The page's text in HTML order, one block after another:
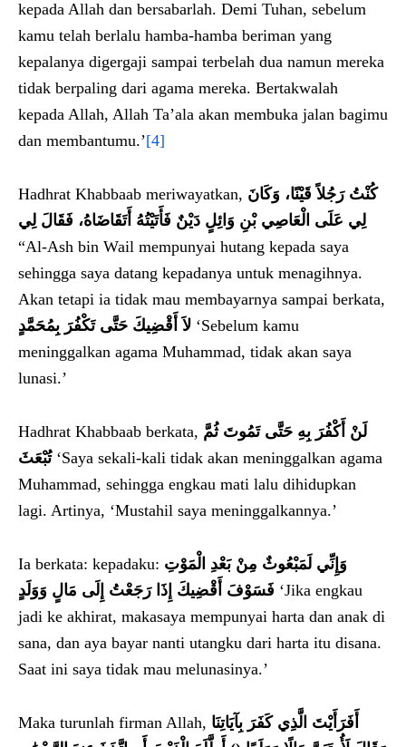
kepada Allah dan bersabarlah. Demi Tuhan, sebelum
kamu telah berlalu hamba-hamba beriman yang
kepalanya digergaji sampai terbelah dua namun mereka
tidak berpaling dari agama mereka. Bertakwalah
kepada Allah, Allah Ta’ala akan membuka jalan bagimu
dan membantumu.’[4]
Hadhrat Khabbaab meriwayatkan, كُنْتُ رَجُلاً قَيْنًا، وَكَانَ
لِي عَلَى الْعَاصِي بْنِ وَائِلٍ دَيْنٌ فَأَتَيْتُهُ أَتَقَاضَاهُ، فَقَالَ لِي
“Al-Ash bin Wail mempunyai hutang kepada saya
sehingga saya datang kepadanya untuk menagihnya.
Akan tetapi ia tidak mau membayarnya sampai berkata,
لاَ أَقْضِيكَ حَتَّى تَكْفُرَ بِمُحَمَّدٍ‏ ‘Sebelum kamu
meninggalkan agama Muhammad, tidak akan saya
lunasi.’
Hadhrat Khabbaab berkata, لَنْ أَكْفُرَ بِهِ حَتَّى تَمُوتَ ثُمَّ
تُبْعَثَ‏‘Saya sekali-kali tidak akan meninggalkan agama
Muhammad, sehingga engkau mati lalu dihidupkan
lagi. Artinya, ‘Mustahil saya meninggalkannya.’
Ia berkata: kepadaku: وَإِنِّي لَمَبْعُوثٌ مِنْ بَعْدِ الْمَوْتِ
فَسَوْفَ أَقْضِيكَ إِذَا رَجَعْتُ إِلَى مَالٍ وَوَلَدٍ ‘Jika engkau
jadi ke akhirat, makasaya mempunyai harta dan anak di
sana, dan aya bayar nanti utangku dari harta itu disana.
Saat ini saya tidak mau melunasinya.’
Maka turunlah firman Allah, أَفَرَأَيْتَ الَّذِي كَفَرَ بِآيَاتِنَا